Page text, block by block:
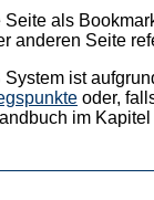
Seite als
anderen Seite
System ist
oder,
im